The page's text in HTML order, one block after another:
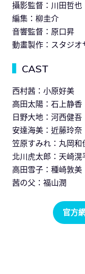
攝影監督：川田哲也
編集：柳圭介
音響監督：原口昇
動畫製作：スタジオ
CAST
西村茜：小原好美
高田太陽：石上静香
日野大地：河西健吾
安達海美：近藤玲奈
笠原すみれ：丸岡和
北川虎太郎：天崎滉
高田雪子：種崎敦美
茜の父：福山潤
官方